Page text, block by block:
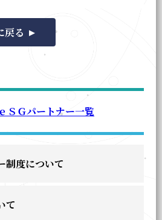
ＳＧパートナー一覧
制度について
て
戻る